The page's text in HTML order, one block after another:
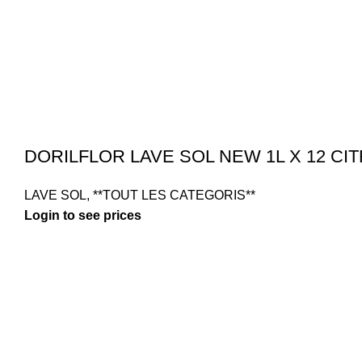
DORILFLOR LAVE SOL NEW 1L X 12
LAVE SOL, **TOUT LES CATEGORIS**
Login to see prices